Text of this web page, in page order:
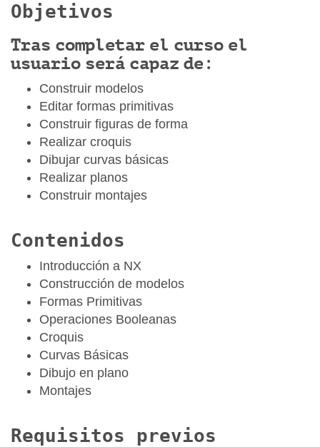
Objetivos
Tras completar el curso el
usuario será capaz de:
Construir modelos
Editar formas primitivas
Construir figuras de forma
Realizar croquis
Dibujar curvas básicas
Realizar planos
Construir montajes
Contenidos
Introducción a NX
Construcción de modelos
Formas Primitivas
Operaciones Booleanas
Croquis
Curvas Básicas
Dibujo en plano
Montajes
Requisitos previos